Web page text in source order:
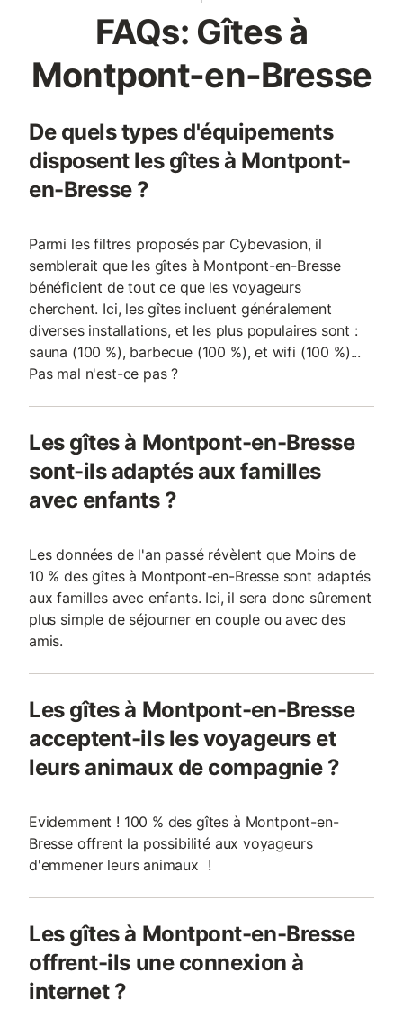
FAQs: Gîtes à
Montpont-en-Bresse
De quels types d'équipements
disposent les gîtes à Montpont-
en-Bresse ?
Parmi les filtres proposés par Cybevasion, il
semblerait que les gîtes à Montpont-en-Bresse
bénéficient de tout ce que les voyageurs
cherchent. Ici, les gîtes incluent généralement
diverses installations, et les plus populaires sont :
sauna (100 %), barbecue (100 %), et wifi (100 %)...
Pas mal n'est-ce pas ?
Les gîtes à Montpont-en-Bresse
sont-ils adaptés aux familles
avec enfants ?
Les données de l'an passé révèlent que Moins de
10 % des gîtes à Montpont-en-Bresse sont adaptés
aux familles avec enfants. Ici, il sera donc sûrement
plus simple de séjourner en couple ou avec des
amis.
Les gîtes à Montpont-en-Bresse
acceptent-ils les voyageurs et
leurs animaux de compagnie ?
Evidemment ! 100 % des gîtes à Montpont-en-
Bresse offrent la possibilité aux voyageurs
d'emmener leurs animaux !
Les gîtes à Montpont-en-Bresse
offrent-ils une connexion à
internet ?